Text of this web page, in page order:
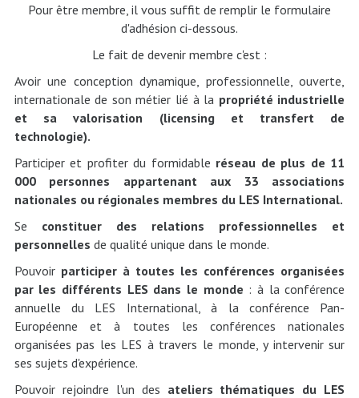
Pour être membre, il vous suffit de remplir le formulaire
d'adhésion ci-dessous.
Le fait de devenir membre c'est :
Avoir une conception dynamique, professionnelle, ouverte,
internationale de son métier lié à la propriété industrielle
et sa valorisation (licensing et transfert de
technologie).
Participer et profiter du formidable réseau de plus de 11
000 personnes appartenant aux 33 associations
nationales ou régionales membres du LES International.
Se constituer des relations professionnelles et
personnelles de qualité unique dans le monde.
Pouvoir participer à toutes les conférences organisées
par les différents LES dans le monde : à la conférence
annuelle du LES International, à la conférence Pan-
Européenne et à toutes les conférences nationales
organisées pas les LES à travers le monde, y intervenir sur
ses sujets d'expérience.
Pouvoir rejoindre l'un des ateliers thématiques du LES